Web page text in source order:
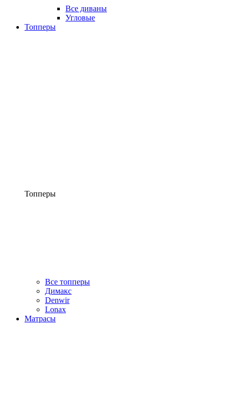
Все диваны
Угловые
Топперы
Топперы
Все топперы
Димакс
Denwir
Lonax
Матрасы